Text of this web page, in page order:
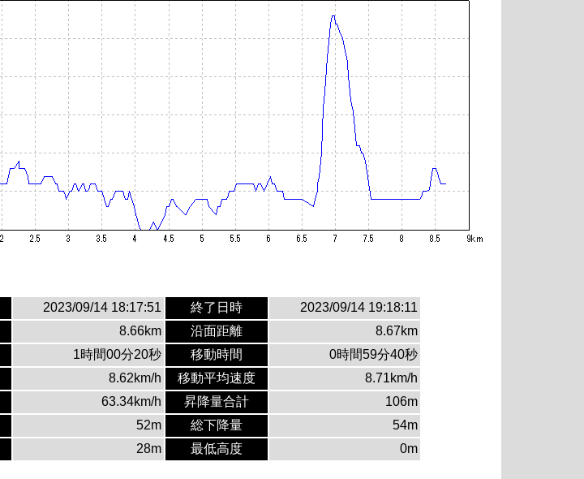
2023/09/14 18:17:51 終了日時
2023/09/14 19:18:11
8.66km 沿面距離
8.67km
1時間00分20秒 移動時間
0時間59分40秒
8.62km/h 移動平均速度
8.71km/h
63.34km/h 昇降量合計
106m
52m 総下降量
54m
28m 最低高度 0m